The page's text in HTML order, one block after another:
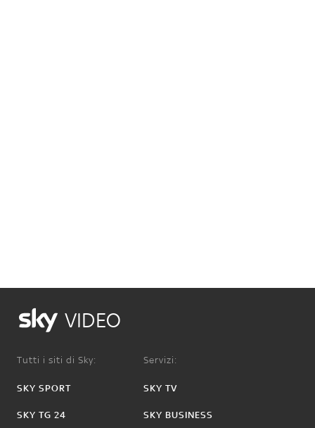
VIDEO
Tutti i siti di Sky:
SKY SPORT
SKY TG 24
Servizi:
SKY TV
SKY BUSINESS